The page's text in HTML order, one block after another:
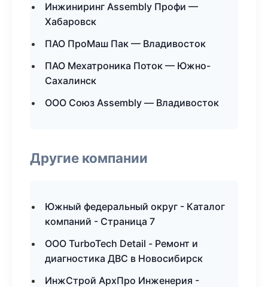
Инжиниринг Assembly Профи —
Хабаровск
ПАО ПроМаш Пак — Владивосток
ПАО Мехатроника Поток — Южно-
Сахалинск
ООО Союз Assembly — Владивосток
Другие компании
Южный федеральный округ - Каталог
компаний - Страница 7
ООО TurboTech Detail - Ремонт и
диагностика ДВС в Новосибирск
ИнжСтрой АрхПро Инженерия -